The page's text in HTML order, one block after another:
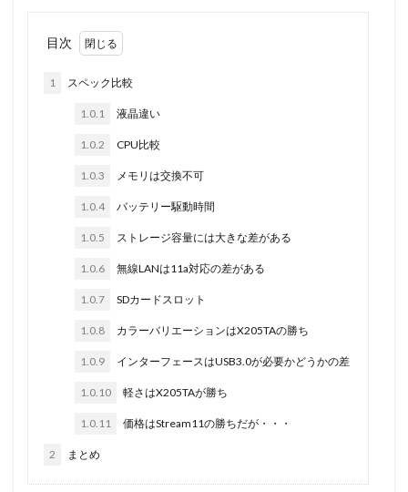
目次
1 スペック比較
1.0.1 液晶違い
1.0.2 CPU比較
1.0.3 メモリは交換不可
1.0.4 バッテリー駆動時間
1.0.5 ストレージ容量には大きな差がある
1.0.6 無線LANは11a対応の差がある
1.0.7 SDカードスロット
1.0.8 カラーバリエーションはX205TAの勝ち
1.0.9 インターフェースはUSB3.0が必要かどうかの差
1.0.10 軽さはX205TAが勝ち
1.0.11 価格はStream11の勝ちだが・・・
2 まとめ